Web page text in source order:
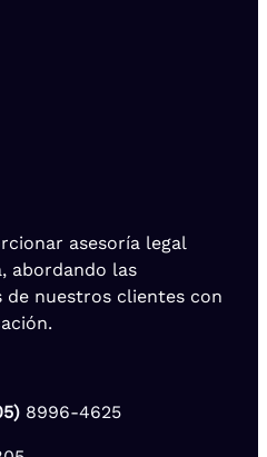
asesoría legal
abordando las
de nuestros clientes con
8996-4625